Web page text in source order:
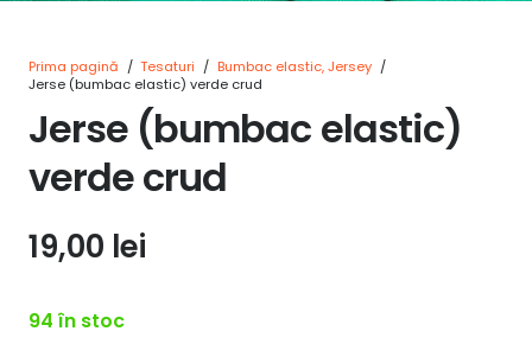
Prima pagină / Tesaturi / Bumbac elastic, Jersey /
Jerse (bumbac elastic) verde crud
Jerse (bumbac elastic)
verde crud
19,00 lei
94 în stoc